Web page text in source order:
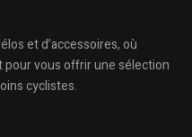
et d’accessoires, où
vous offrir une sélection
cyclistes.